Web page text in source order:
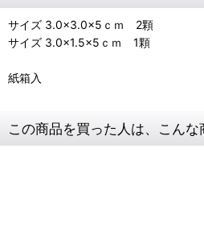
サイズ 3.0×3.0×5ｃｍ 2顆
サイズ 3.0×1.5×5ｃｍ 1顆
紙箱入
この商品を買った人は、こん